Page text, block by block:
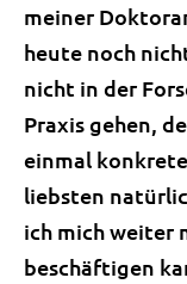
meiner
heute noch
nicht in der
Praxis gehen,
einmal
liebsten
ich mich weiter
beschäftigen